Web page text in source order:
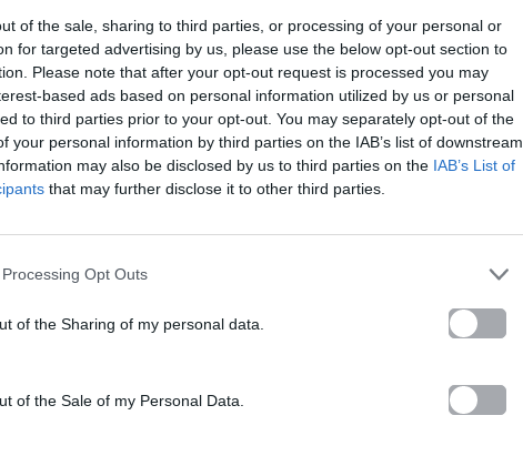
of the sale, sharing to third parties, or processing of your personal or
for targeted advertising by us, please use the below opt-out section to
Please note that after your opt-out request is processed you may
based ads based on personal information utilized by us or personal
to third parties prior to your opt-out. You may separately opt-out of the
your personal information by third parties on the IAB’s list of downstream
may also be disclosed by us to third parties on the IAB’s List of
that may further disclose it to other third parties.
Opt Outs
of the Sharing of my personal data.
of the Sale of my Personal Data.
Η
Μουσικά Νέα
Ντελίριο στη Θεσσαλονίκη
για τον Γιώργο Μαζωνάκη:
Πάνω από 10.000 θεατές